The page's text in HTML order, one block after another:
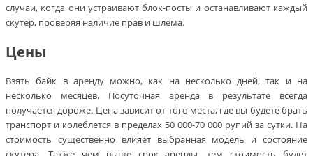
случаи, когда они устраивают блок-посты и останавливают каждый
скутер, проверяя наличие прав и шлема.
Цены
Взять байк в аренду можно, как на несколько дней, так и на
несколько месяцев. Посуточная аренда в результате всегда
получается дороже. Цена зависит от того места, где вы будете брать
транспорт и колеблется в пределах 50 000-70 000 рупий за сутки. На
стоимость существенно влияет выбранная модель и состояние